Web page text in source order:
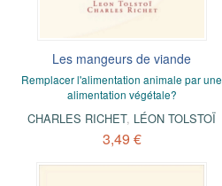
Les mangeurs de viande
Remplacer l'alimentation animale par une
alimentation végétale?
CHARLES RICHET, LÉON TOLSTOÏ
3,49 €